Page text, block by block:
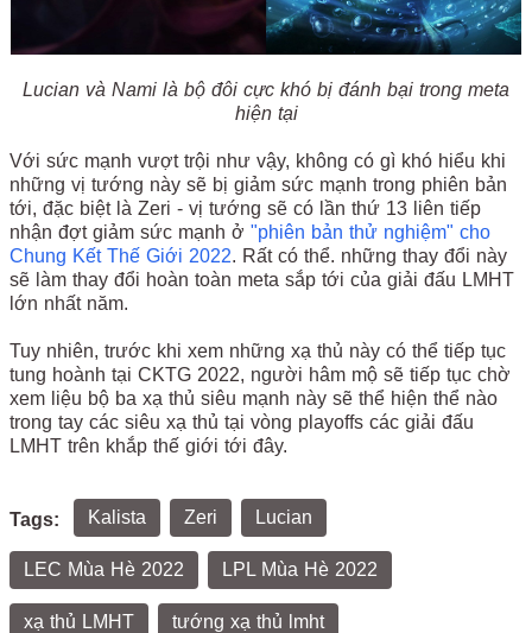
Lucian và Nami là bộ đôi cực khó bị đánh bại trong meta
hiện tại
Với sức mạnh vượt trội như vậy, không có gì khó hiểu khi
những vị tướng này sẽ bị giảm sức mạnh trong phiên bản
tới, đặc biệt là Zeri - vị tướng sẽ có lần thứ 13 liên tiếp
nhận đợt giảm sức mạnh ở "phiên bản thử nghiệm" cho
Chung Kết Thế Giới 2022. Rất có thể. những thay đổi này
sẽ làm thay đổi hoàn toàn meta sắp tới của giải đấu LMHT
lớn nhất năm.
Tuy nhiên, trước khi xem những xạ thủ này có thể tiếp tục
tung hoành tại CKTG 2022, người hâm mộ sẽ tiếp tục chờ
xem liệu bộ ba xạ thủ siêu mạnh này sẽ thể hiện thể nào
trong tay các siêu xạ thủ tại vòng playoffs các giải đấu
LMHT trên khắp thế giới tới đây.
Tags: Kalista Zeri Lucian
LEC Mùa Hè 2022 LPL Mùa Hè 2022
xạ thủ LMHT tướng xạ thủ lmht